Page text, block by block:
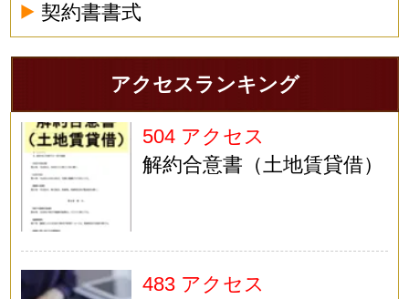
契約書書式
アクセスランキング
504 アクセス
解約合意書（土地賃貸借）
483 アクセス